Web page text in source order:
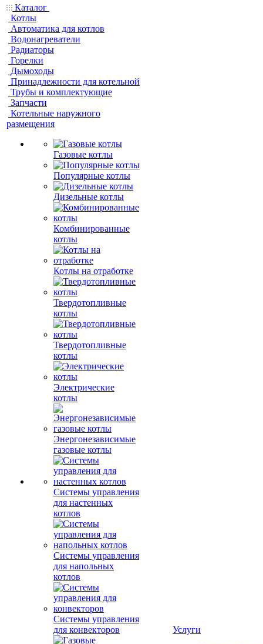
Каталог
Котлы
Автоматика для котлов
Водонагреватели
Радиаторы
Горелки
Дымоходы
Принадлежности для котельной
Трубы и комплектующие
Запчасти
Котельные наружного
размещения
Газовые котлы
Популярные котлы
Дизельные котлы
Комбинированные
котлы
Котлы на отработке
Твердотопливные
котлы
Твердотопливные
котлы
Электрические
котлы
Энергонезависимые
газовые котлы
Системы управления
для настенных
котлов
Системы управления
для напольных
котлов
Системы управления
для конвекторов
Услуги